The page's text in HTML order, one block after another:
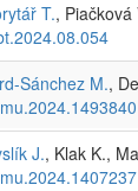
T.,
Sánchez M.,
J., Klak K.,